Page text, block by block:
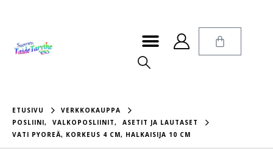
ETUSIVU
VERKKOKAUPPA
POSLIINI, VALKOPOSLIINIT,
ASETIT JA LAUTASET
VATI PYOREÄ, KORKEUS 4 CM, HALKAISIJA 10 CM